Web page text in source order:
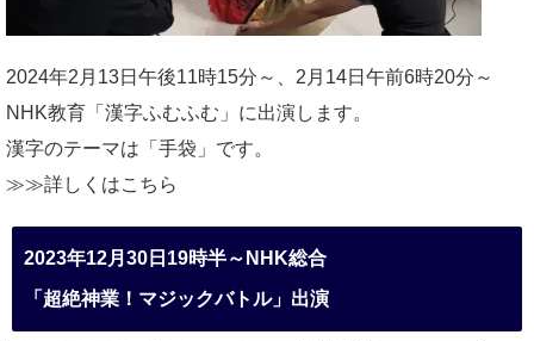
2024年2月13日午後11時15分～、2月14日午前6時20分～
NHK教育「漢字ふむふむ」に出演します。
漢字のテーマは「手袋」です。
≫≫詳しくはこちら
2023年12月30日19時半～NHK総合
「超絶神業！マジックバトル」出演